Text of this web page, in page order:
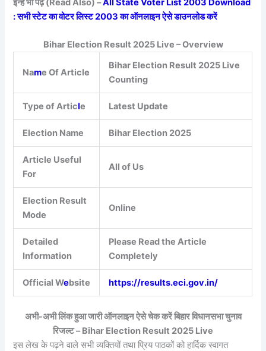
इन्हें भी पढ़ें (Read Also) –All State Voter List 2003 Download
: सभी स्टेट का वोटर लिस्ट 2003 का ऑनलाइन ऐसे डाउनलोड करें
Bihar Election Result 2025 Live – Overview
Name Of Article
Bihar Election Result 2025 Live
Counting
Type of Article Latest Update
Election Name Bihar Election 2025
Article Useful
For
All of Us
Election Result
Mode
Online
Detailed
Information
Please Read the Article
Completely
Official Website https://results.eci.gov.in/
अभी-अभी लिंक हुआ जारी ऑनलाइन ऐसे चेक करें बिहार विधानसभा चुनाव
रिजल्ट – Bihar Election Result 2025 Live
इस लेख के पढ़ने वाले सभी व्यक्तियों तथा प्रिय पाठकों को हार्दिक स्वागत